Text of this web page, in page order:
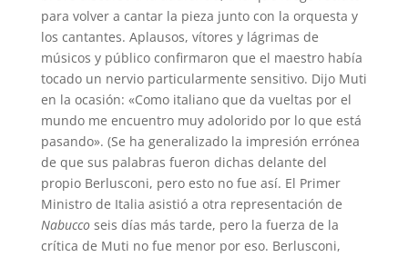
para volver a cantar la pieza junto con la orquesta y
los cantantes. Aplausos, vítores y lágrimas de
músicos y público confirmaron que el maestro había
tocado un nervio particularmente sensitivo. Dijo Muti
en la ocasión: «Como italiano que da vueltas por el
mundo me encuentro muy adolorido por lo que está
pasando». (Se ha generalizado la impresión errónea
de que sus palabras fueron dichas delante del
propio Berlusconi, pero esto no fue así. El Primer
Ministro de Italia asistió a otra representación de
Nabuccoseis días más tarde, pero la fuerza de la
crítica de Muti no fue menor por eso. Berlusconi,